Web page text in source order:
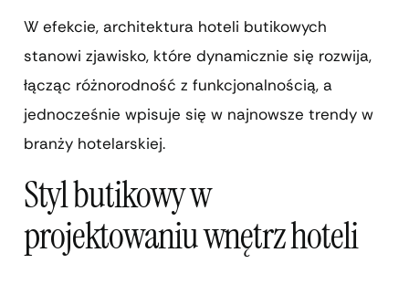
W efekcie, architektura hoteli butikowych
stanowi zjawisko, które dynamicznie się rozwija,
łącząc różnorodność z funkcjonalnością, a
jednocześnie wpisuje się w najnowsze trendy w
branży hotelarskiej.
Styl butikowy w
projektowaniu wnętrz hoteli